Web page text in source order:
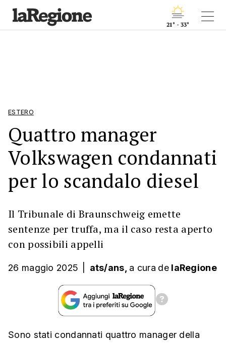
21° - 33°
ESTERO
Quattro manager
Volkswagen condannati
per lo scandalo diesel
Il Tribunale di Braunschweig emette
sentenze per truffa, ma il caso resta aperto
con possibili appelli
26 maggio 2025 ats/ans, a cura de laRegione
Sono stati condannati quattro manager della